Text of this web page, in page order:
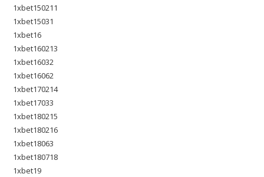
1xbet150211
1xbet15031
1xbet16
1xbet160213
1xbet16032
1xbet16062
1xbet170214
1xbet17033
1xbet180215
1xbet180216
1xbet18063
1xbet180718
1xbet19